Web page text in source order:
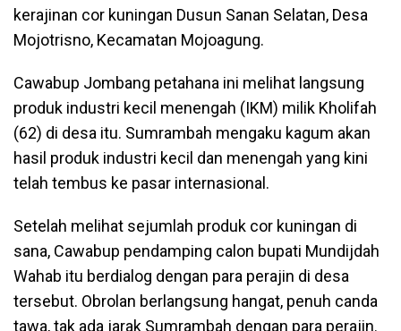
kerajinan cor kuningan Dusun Sanan Selatan, Desa
Mojotrisno, Kecamatan Mojoagung.
Cawabup Jombang petahana ini melihat langsung
produk industri kecil menengah (IKM) milik Kholifah
(62) di desa itu. Sumrambah mengaku kagum akan
hasil produk industri kecil dan menengah yang kini
telah tembus ke pasar internasional.
Setelah melihat sejumlah produk cor kuningan di
sana, Cawabup pendamping calon bupati Mundijdah
Wahab itu berdialog dengan para perajin di desa
tersebut. Obrolan berlangsung hangat, penuh canda
tawa, tak ada jarak Sumrambah dengan para perajin.